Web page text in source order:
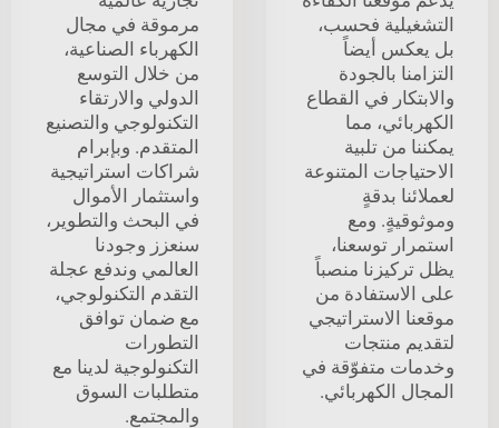
التشغيلية فحسب،
بل يعكس أيضاً
التزامنا بالجودة
والابتكار في القطاع
الكهربائي، مما
يمكننا من تلبية
الاحتياجات المتنوعة
لعملائنا بدقةٍ
وموثوقيةٍ. ومع
استمرار توسعنا،
يظل تركيزنا منصباً
على الاستفادة من
موقعنا الاستراتيجي
لتقديم منتجات
وخدمات متفوّقة في
المجال الكهربائي.
مرموقة في مجال
الكهرباء الصناعية،
من خلال التوسع
الدولي والارتقاء
التكنولوجي والتصنيع
المتقدم. وبإبرام
شراكات استراتيجية
واستثمار الأموال
في البحث والتطوير،
سنعزز وجودنا
العالمي وندفع عجلة
التقدم التكنولوجي،
مع ضمان توافق
التطورات
التكنولوجية لدينا مع
متطلبات السوق
والمجتمع.